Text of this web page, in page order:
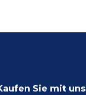
Sie mit uns